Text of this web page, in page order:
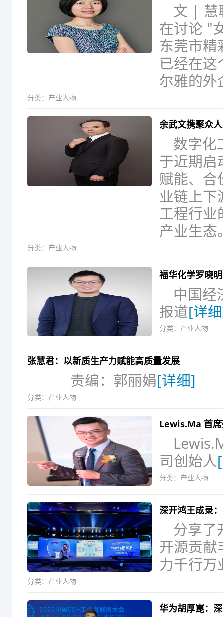
文 | 慧
在讨论 "
东莞市精
已经在这
尔雅的外
分类： 产业人物
余武文携聚众
数字化
于近期启
赋能、合
业链上下
工程行业
产业生态
分类： 产业人物
福华化学罗晓
中国经
报道[详
分类： 产业人物
张慧君：以新质生产力赋能高质量发展
责编：郭丽娟[详细]
分类： 产业人物
Lewis.Ma 首
司创始人
分类： 产业人物
深开鸿王成录
分享了
开源贡
力千行万
分类： 产业人物
华为胡厚崑：